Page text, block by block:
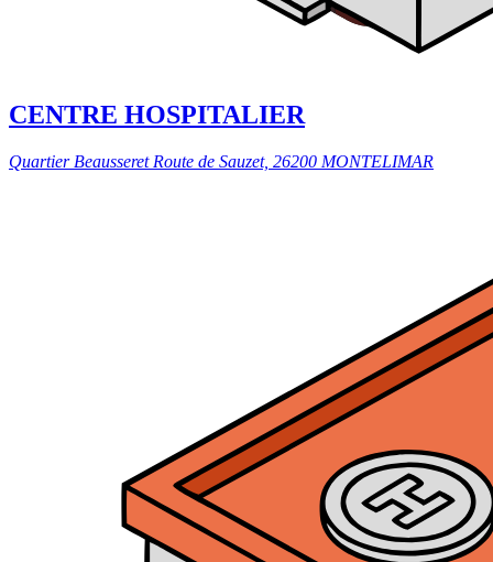
CENTRE HOSPITALIER
Quartier Beausseret Route de Sauzet, 26200 MONTELIMAR